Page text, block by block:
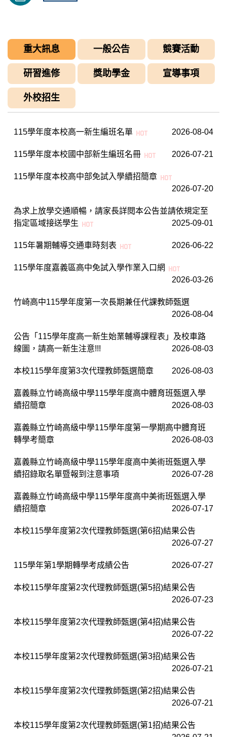
重大訊息 一般公告 競賽活動
研習進修 獎助學金 宣導事項
外校招生
115學年度本校高一新生編班名單 2026-08-04
115學年度本校國中部新生編班名冊 2026-07-21
115學年度本校高中部免試入學續招簡章
2026-07-20
為求上放學交通順暢，請家長詳閱本公告並請依規定至
指定區域接送學生
2025-09-01
115年暑期輔導交通車時刻表 2026-06-22
115學年度嘉義區高中免試入學作業入口網
2026-03-26
竹崎高中115學年度第一次長期兼任代課教師甄選
2026-08-04
公告「115學年度高一新生始業輔導課程表」及校車路
線圖，請高一新生注意!!!
2026-08-03
本校115學年度第3次代理教師甄選簡章 2026-08-03
嘉義縣立竹崎高級中學115學年度高中體育班甄選入學
續招簡章
2026-08-03
嘉義縣立竹崎高級中學115學年度第一學期高中體育班
轉學考簡章
2026-08-03
嘉義縣立竹崎高級中學115學年度高中美術班甄選入學
續招錄取名單暨報到注意事項
2026-07-28
嘉義縣立竹崎高級中學115學年度高中美術班甄選入學
續招簡章
2026-07-17
本校115學年度第2次代理教師甄選(第6招)結果公告
2026-07-27
115學年第1學期轉學考成績公告 2026-07-27
本校115學年度第2次代理教師甄選(第5招)結果公告
2026-07-23
本校115學年度第2次代理教師甄選(第4招)結果公告
2026-07-22
本校115學年度第2次代理教師甄選(第3招)結果公告
2026-07-21
本校115學年度第2次代理教師甄選(第2招)結果公告
2026-07-21
本校115學年度第2次代理教師甄選(第1招)結果公告